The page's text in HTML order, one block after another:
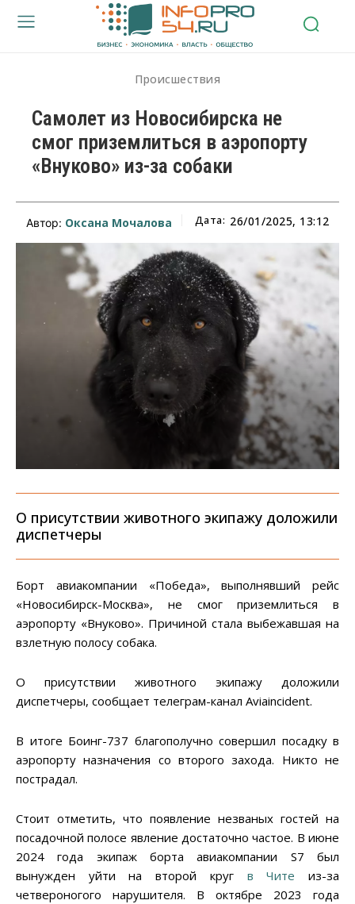
Происшествия
Самолет из Новосибирска не
смог приземлиться в аэропорту
«Внуково» из-за собаки
Автор: Оксана Мочалова Дата: 26/01/2025, 13:12
О присутствии животного экипажу доложили
диспетчеры
Борт авиакомпании «Победа», выполнявший рейс
«Новосибирск-Москва», не смог приземлиться в
аэропорту «Внуково». Причиной стала выбежавшая на
взлетную полосу собака.
О присутствии животного экипажу доложили
диспетчеры, сообщает телеграм-канал Aviaincident.
В итоге Боинг-737 благополучно совершил посадку в
аэропорту назначения со второго захода. Никто не
пострадал.
Стоит отметить, что появление незваных гостей на
посадочной полосе явление достаточно частое. В июне
2024 года экипаж борта авиакомпании S7 был
вынужден уйти на второй круг в Чите из-за
четвероногого нарушителя. В октябре 2023 года